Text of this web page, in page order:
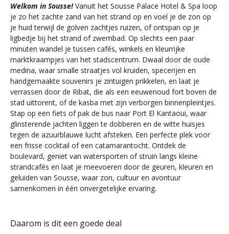
Welkom in Sousse!Vanuit het Sousse Palace Hotel & Spa loop
je zo het zachte zand van het strand op en voel je de zon op
je huid terwijl de golven zachtjes ruizen, of ontspan op je
ligbedje bij het strand of zwembad. Op slechts een paar
minuten wandel je tussen cafés, winkels en kleurrijke
marktkraampjes van het stadscentrum. Dwaal door de oude
medina, waar smalle straatjes vol kruiden, specerijen en
handgemaakte souvenirs je zintuigen prikkelen, en laat je
verrassen door de Ribat, die als een eeuwenoud fort boven de
stad uittorent, of de kasba met zijn verborgen binnenpleintjes.
Stap op een fiets of pak de bus naar Port El Kantaoui, waar
glinsterende jachten liggen te dobberen en de witte huisjes
tegen de azuurblauwe lucht afsteken. Een perfecte plek voor
een frisse cocktail of een catamarantocht. Ontdek de
boulevard, geniet van watersporten of struin langs kleine
strandcafés en laat je meevoeren door de geuren, kleuren en
geluiden van Sousse, waar zon, cultuur en avontuur
samenkomen in één onvergetelijke ervaring.
Daarom is dit een goede deal